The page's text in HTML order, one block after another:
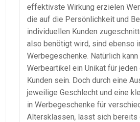
effektivste Wirkung erzielen
die auf die Persönlichkeit und
individuellen Kunden
also benötigt wird, sind ebenso
Werbegeschenke. Natürlich
Werbeartikel ein Unikat für jeden
Kunden sein. Doch durch eine
jeweilige Geschlecht und eine
in Werbegeschenke für
Altersklassen, lässt sich bereits